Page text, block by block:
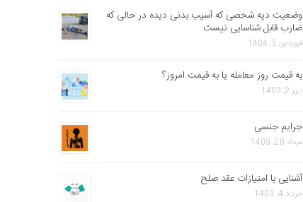
وضعیت دیه شخصی که آسیب بدنی دیده در حالی که
ضارب قابل شناسایی نیست
فروردین 5, 1404
به قیمت روز معامله یا به قیمت امروز؟
دی 2, 1403
جرایم جنسی
مرداد 20, 1403
آشنایی با امتیازات عقد صلح
خرداد 4, 1403